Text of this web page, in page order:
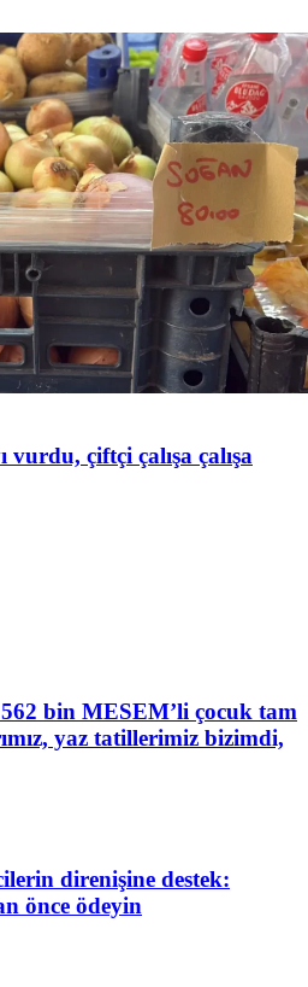
çiftçi çalışa çalışa
bin MESEM’li çocuk tam
yaz tatillerimiz bizimdi,
direnişine destek:
önce ödeyin